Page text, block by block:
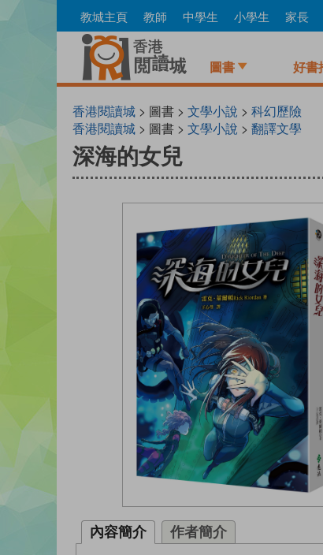
to
教城主頁 教師 中學生 小學生 家長
圖書 好書
香港閱讀城 > 圖書 > 文學小說 > 科幻歷險
香港閱讀城 > 圖書 > 文學小說 > 翻譯文學
深海的女兒
內容簡介 作者簡介